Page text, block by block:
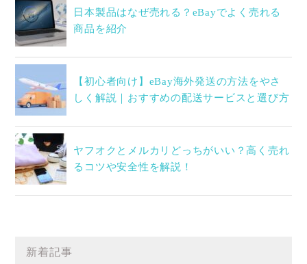
日本製品はなぜ売れる？eBayでよく売れる
商品を紹介
【初心者向け】eBay海外発送の方法をやさ
しく解説｜おすすめの配送サービスと選び方
ヤフオクとメルカリどっちがいい？高く売れ
るコツや安全性を解説！
新着記事